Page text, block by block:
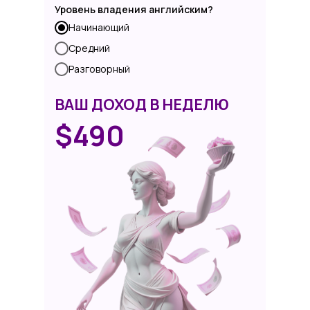
преимущества вебкам вакансий для
парных моделей!
$490
Уровень владения английским?
Начинающий
Средний
Разговорный
ВАШ ДОХОД В НЕДЕЛЮ